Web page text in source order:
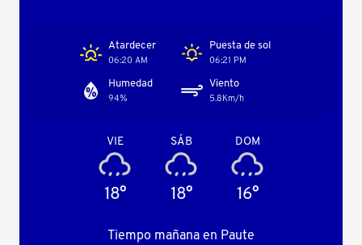
Atardecer
06:20 AM
Puesta de sol
06:21 PM
Humedad
94%
Viento
5.8Km/h
VIE
18°
SÁB
18°
DOM
16°
Tiempo mañana en Paute